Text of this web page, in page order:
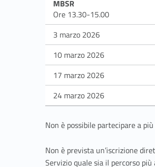
MBSR
Ore 13.30-15.00
3 marzo 2026
10 marzo 2026
17 marzo 2026
24 marzo 2026
Non è possibile partecipare a
Non è prevista un’iscrizione
Servizio quale sia il percorso più